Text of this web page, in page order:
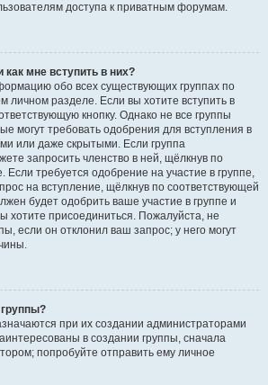
доступа к приватным форумам.
как мне вступить в них?
обо всех существующих группах по
личном разделе. Если вы хотите вступить в
кнопку. Однако не все группы
могут требовать одобрения для вступления в
или даже скрытыми. Если группа
запросить членство в ней, щёлкнув по
Если требуется одобрение на участие в группе,
на вступление, щёлкнув по соответствующей
будет одобрить ваше участие в группе и
хотите присоединиться. Пожалуйста, не
если он отклонил ваш запрос; у него могут
при их создании администраторами
в создании группы, сначала
попробуйте отправить ему личное